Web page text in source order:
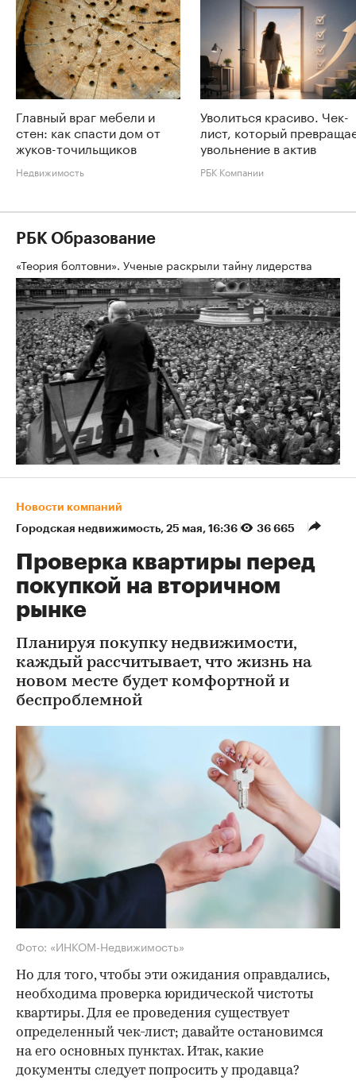
Главный враг мебели и
стен: как спасти дом от
жуков-точильщиков
Недвижимость
Уволиться красиво. Чек-
лист, который
увольнение в актив
РБК Компании
РБК Образование
«Теория болтовни». Ученые раскрыли тайну лидерства
Новости компаний
Городская недвижимость⁠, 25 мая, 16:36 36 665
Проверка квартиры перед
покупкой на вторичном
рынке
Планируя покупку недвижимости,
каждый рассчитывает, что жизнь на
новом месте будет комфортной и
беспроблемной
Фото: «ИНКОМ-Недвижимость»
Но для того, чтобы эти ожидания оправдались,
необходима проверка юридической чистоты
квартиры. Для ее проведения существует
определенный чек-лист; давайте остановимся
на его основных пунктах. Итак, какие
документы следует попросить у продавца?